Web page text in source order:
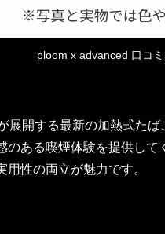
ploom x advanced 口コミ
展開する最新の加熱式た
のある喫煙体験を提供し
性の両立が魅力です。